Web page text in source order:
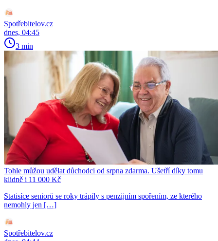
Spotřebitelov.cz
dnes, 04:45
3 min
Tohle můžou udělat důchodci od srpna zdarma. Ušetří díky tomu
klidně i 11 000 Kč
Statisíce seniorů se roky trápily s penzijním spořením, ze kterého
nemohly jen […]
Spotřebitelov.cz